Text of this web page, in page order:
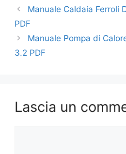
Manuale Caldaia Ferroli
PDF
Manuale Pompa di
3.2 PDF
Lascia un